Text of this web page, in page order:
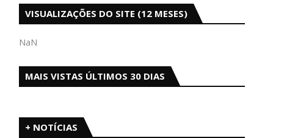
VISUALIZAÇÕES DO SITE (12 MESES)
NaN
MAIS VISTAS ÚLTIMOS 30 DIAS
+ NOTÍCIAS